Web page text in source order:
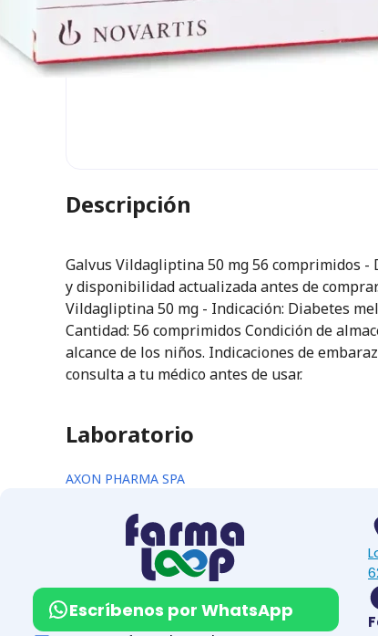
Descripción
Galvus Vildagliptina 50 mg 56 comprimidos -
y disponibilidad actualizada antes de
Vildagliptina 50 mg - Indicación: Diabetes
Cantidad: 56 comprimidos Condición de
alcance de los niños. Indicaciones de
consulta a tu médico antes de usar.
Laboratorio
AXON PHARMA SPA
Escríbenos por WhatsApp